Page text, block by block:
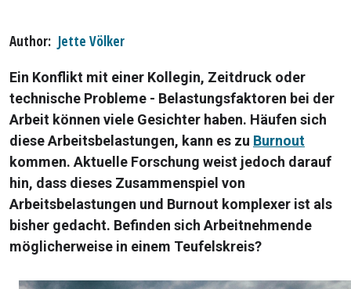
Author Jette Völker
Ein Konflikt mit einer Kollegin, Zeitdruck oder
technische Probleme - Belastungsfaktoren bei der
Arbeit können viele Gesichter haben. Häufen sich
diese Arbeitsbelastungen, kann es zu Burnout
kommen. Aktuelle Forschung weist jedoch darauf
hin, dass dieses Zusammenspiel von
Arbeitsbelastungen und Burnout komplexer ist als
bisher gedacht. Befinden sich Arbeitnehmende
möglicherweise in einem Teufelskreis?